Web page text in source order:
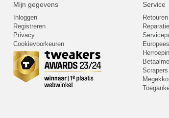
Mijn gegevens
Inloggen
Registreren
Privacy
Cookievoorkeuren
Service
Retouren